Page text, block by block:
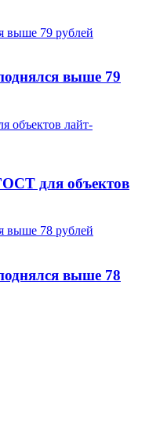
выше 79 рублей
выше 79
объектов лайт-
для объектов
выше 78 рублей
выше 78